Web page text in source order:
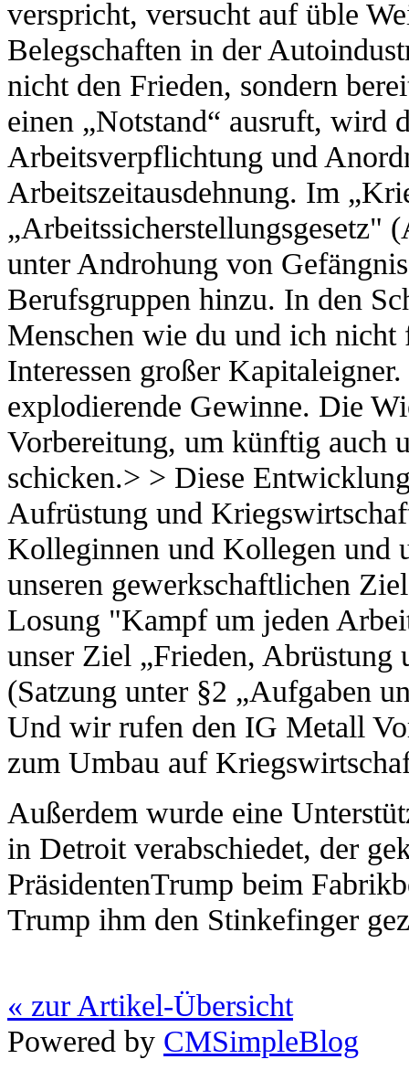
verspricht, versucht auf üble
Belegschaften in der
nicht den Frieden, sondern
einen „Notstand“ ausruft, wird
Arbeitsverpflichtung und
Arbeitszeitausdehnung. Im
„Arbeitssicherstellungsgesetz"
unter Androhung von
Berufsgruppen hinzu. In den
Menschen wie du und ich nicht
Interessen großer
explodierende Gewinne. Die
Vorbereitung, um künftig auch
schicken.> > Diese
Aufrüstung und
Kolleginnen und Kollegen und
unseren gewerkschaftlichen
Losung "Kampf um jeden
unser Ziel „Frieden,
(Satzung unter §2 „Aufgaben
Und wir rufen den IG Metall
zum Umbau auf
Außerdem wurde eine
in Detroit verabschiedet, der
PräsidentenTrump beim
Trump ihm den Stinkefinger
« zur Artikel-Übersicht
Powered by CMSimpleBlog